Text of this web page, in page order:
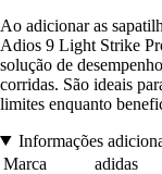
Ao adicionar as
Adios 9 Light Strike
solução de
corridas. São ideais
limites enquanto
Informações
Marca
adidas